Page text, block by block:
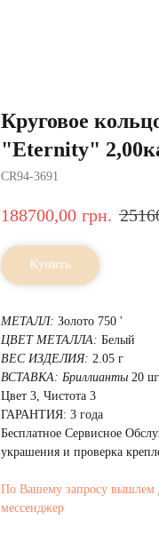
Круговое
"Eternity"
CR94-3691
188700,00 грн.
Купить
МЕТАЛЛ: Золото 750 '
ЦВЕТ МЕТАЛЛА: Белый
ВЕС ИЗДЕЛИЯ: 2.05 г
ВСТАВКА: Бриллианты 20
Цвет 3, Чистота 3
ГАРАНТИЯ: 3 года
Бесплатное Сервисное
украшения и проверка
По Вашему запросу вышлем
мессенджер